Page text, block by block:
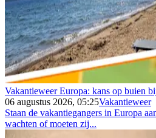
Vakantieweer Europa: kans op buien
06 augustus 2026, 05:25Vakantieweer
Staan de vakantiegangers in Europa
wachten of moeten zij...